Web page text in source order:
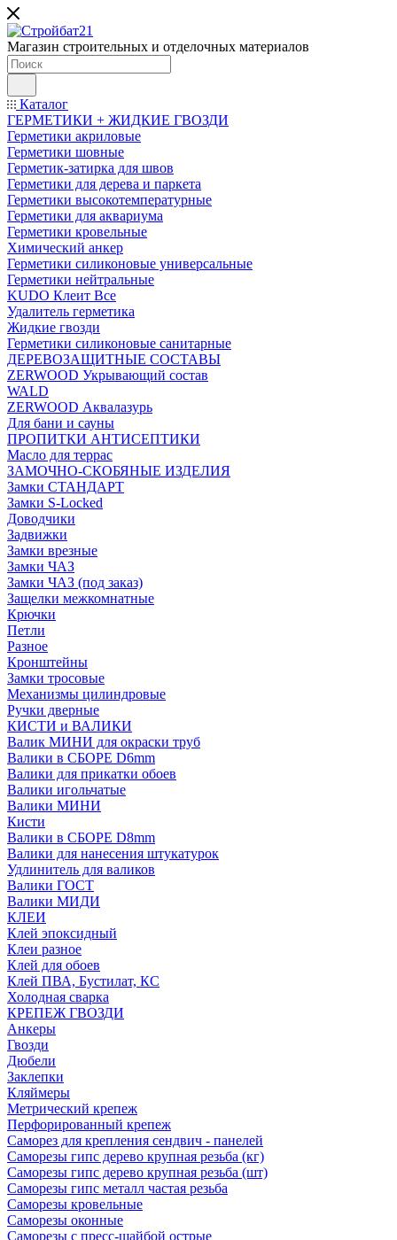
Магазин строительных и отделочных материалов
Каталог
ГЕРМЕТИКИ + ЖИДКИЕ ГВОЗДИ
Герметики акриловые
Герметики шовные
Герметик-затирка для швов
Герметики для дерева и паркета
Герметики высокотемпературные
Герметики для аквариума
Герметики кровельные
Химический анкер
Герметики силиконовые универсальные
Герметики нейтральные
KUDO Клеит Все
Удалитель герметика
Жидкие гвозди
Герметики силиконовые санитарные
ДЕРЕВОЗАЩИТНЫЕ СОСТАВЫ
ZERWOOD Укрывающий состав
WALD
ZERWOOD Аквалазурь
Для бани и сауны
ПРОПИТКИ АНТИСЕПТИКИ
Масло для террас
ЗАМОЧНО-СКОБЯНЫЕ ИЗДЕЛИЯ
Замки СТАНДАРТ
Замки S-Locked
Доводчики
Задвижки
Замки врезные
Замки ЧАЗ
Замки ЧАЗ (под заказ)
Защелки межкомнатные
Крючки
Петли
Разное
Кронштейны
Замки тросовые
Механизмы цилиндровые
Ручки дверные
КИСТИ и ВАЛИКИ
Валик МИНИ для окраски труб
Валики в СБОРЕ D6mm
Валики для прикатки обоев
Валики игольчатые
Валики МИНИ
Кисти
Валики в СБОРЕ D8mm
Валики для нанесения штукатурок
Удлинитель для валиков
Валики ГОСТ
Валики МИДИ
КЛЕИ
Клей эпоксидный
Клеи разное
Клей для обоев
Клей ПВА, Бустилат, КС
Холодная сварка
КРЕПЕЖ ГВОЗДИ
Анкеры
Гвозди
Дюбели
Заклепки
Кляймеры
Метрический крепеж
Перфорированный крепеж
Саморез для крепления сендвич - панелей
Саморезы гипс дерево крупная резьба (кг)
Саморезы гипс дерево крупная резьба (шт)
Саморезы гипс металл частая резьба
Саморезы кровельные
Саморезы оконные
Саморезы с пресс-шайбой острые